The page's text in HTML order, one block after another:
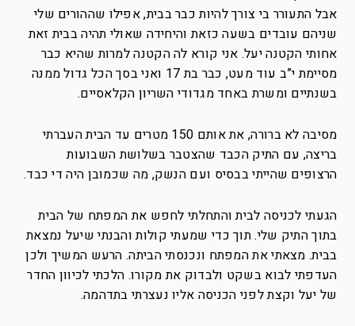
אבל התעורר בי צורך להיות כבר בבית, אפילו שההורים שלי
שניהם עובדים בשעה כזאת והיחידה שאולי תהיה בבית זאת
אחותי הקטנה יעל. אני קורא לה הקטנה למרות שהיא כבר
מסיימת י”ב עוד מעט, כבר בת 17 ואני בסך הכל גדול ממנה
בשנתיים ומשרת באחד מגדודי השריון הקלאסיים.
מסיבה לא ברורה, את אותם 150 מטרים עד הבית העברתי
בריצה, עם התיק הכבד שהצטבר בשלושת השבועות
הרצופים שהייתי בבסיס ועם הנשק, מה שכמובן היה די כבד.
הגעתי לכניסה לבית והתחלתי לחפש את המפתח של הבית
בתוך התיק שלי. תוך כדי שמעתי קולות והבנתי שיעל נמצאת
בבית. מצאתי את המפתח ונכנסתי הביתה. הרעש המשיך ולכן
העדפתי לבוא בשקט ולבדוק את מקורו. הלכתי לכיוון החדר
של יעל וקצת לפני הכניסה אליו נעצרתי בתדהמה.